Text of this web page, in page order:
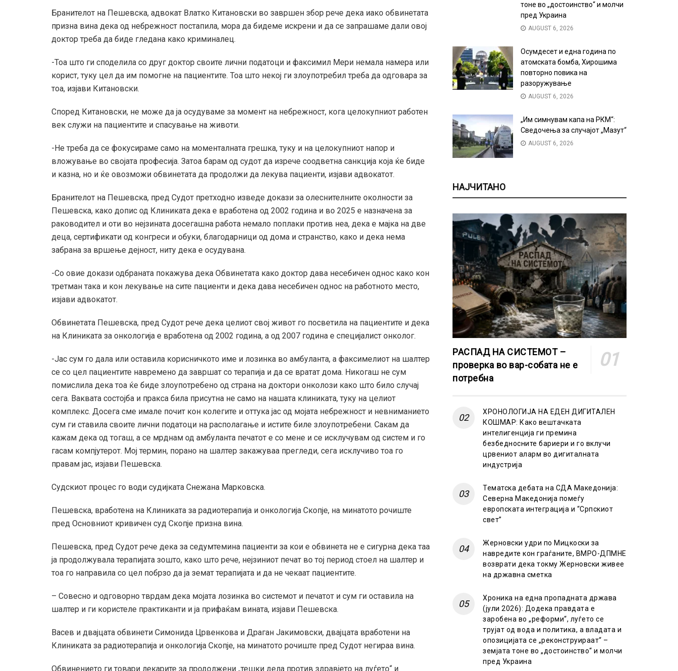
Бранителот на Пешевска, адвокат Влатко Китановски во завршен збор рече дека иако обвинетата
призна вина дека од небрежност постапила, мора да бидеме искрени и да се запрашаме дали овој
доктор треба да биде гледана како криминалец.
-Тоа што ги споделила со друг доктор своите лични податоци и факсимил Мери немала намера или
корист, туку цел да им помогне на пациентите. Тоа што некој ги злоупотребил треба да одговара за
тоа, изјави Китановски.
Според Китановски, не може да ја осудуваме за момент на небрежност, кога целокупниот работен
век служи на пациентите и спасување на животи.
-Не треба да се фокусираме само на моменталната грешка, туку и на целокупниот напор и
вложување во својата професија. Затоа барам од судот да изрече соодветна санкција која ќе биде
и казна, но и ќе овозможи обвинетата да продолжи да лекува пациенти, изјави адвокатот.
Бранителот на Пешевска, пред Судот претходно изведе докази за олеснителните околности за
Пешевска, како допис од Клиниката дека е вработена од 2002 година и во 2025 е назначена за
раководител и оти во нејзината досегашна работа немало поплаки против неа, дека е мајка на две
деца, сертификати од конгреси и обуки, благодарници од дома и странство, како и дека нема
забрана за вршење дејност, ниту дека е осудувана.
-Со овие докази одбраната покажува дека Обвинетата како доктор дава несебичен однос како кон
третман така и кон лекување на сите пациенти и дека дава несебичен однос на работното место,
изјави адвокатот.
Обвинетата Пешевска, пред Судот рече дека целиот свој живот го посветила на пациентите и дека
на Клиниката за онкологија е вработена од 2002 година, а од 2007 година е специјалист онколог.
-Јас сум го дала или оставила корисничкото име и лозинка во амбуланта, а факсимелиот на шалтер
се со цел пациентите навремено да завршат со терапија и да се вратат дома. Никогаш не сум
помислила дека тоа ќе биде злоупотребено од страна на доктори онколози како што било случај
сега. Ваквата состојба и пракса била присутна не само на нашата клиниката, туку на целиот
комплекс. Досега сме имале почит кон колегите и оттука јас од мојата небрежност и невниманието
сум ги ставила своите лични податоци на располагање и истите биле злоупотребени. Сакам да
кажам дека од тогаш, а се мрднам од амбуланта печатот е со мене и се исклучувам од систем и го
гасам компјутерот. Мој термин, порано на шалтер закажуваа прегледи, сега исклучиво тоа го
правам јас, изјави Пешевска.
Судскиот процес го води судијката Снежана Марковска.
Пешевска, вработена на Клиниката за радиотерапија и онкологија Скопје, на минатото рочиште
пред Основниот кривичен суд Скопје призна вина.
Пешевска, пред Судот рече дека за седумтемина пациенти за кои е обвинета не е сигурна дека таа
ја продолжувала терапијата зошто, како што рече, нејзиниот печат во тој период стоел на шалтер и
тоа го направила со цел побрзо да ја земат терапијата и да не чекаат пациентите.
– Совесно и одговорно тврдам дека мојата лозинка во системот и печатот и сум ги оставила на
шалтер и ги користеле практиканти и ја прифаќам вината, изјави Пешевска.
Васев и двајцата обвинети Симонида Црвенкова и Драган Јакимовски, двајцата вработени на
Клиниката за радиотерапија и онкологија Скопје, на минатото рочиште пред Судот негираа вина.
Обвинението ги товари лекарите за продолжени „тешки дела против здравјето на луѓето“ и
тоне во „достоинство“ и молчи
пред Украина
AUGUST 6, 2026
Осумдесет и една година по
атомската бомба, Хирошима
повторно повика на
разоружување
AUGUST 6, 2026
„Им симнувам капа на РКМ“:
Сведочења за случајот „Мазут“
AUGUST 6, 2026
НАЈЧИТАНО
РАСПАД НА СИСТЕМОТ –
проверка во вар-собата не е
потребна
ХРОНОЛОГИЈА НА ЕДЕН ДИГИТАЛЕН
КОШМАР: Како вештачката
интелигенција ги премина
безбедносните бариери и го вклучи
црвениот аларм во дигиталната
индустрија
Тематска дебата на СДА Македонија:
Северна Македонија помеѓу
европската интеграција и “Српскиот
свет”
Жерновски удри по Мицкоски за
навредите кон граѓаните, ВМРО-ДПМНЕ
возврати дека токму Жерновски живее
на државна сметка
Хроника на една пропадната држава
(јули 2026): Додека правдата е
заробена во „реформи“, луѓето се
трујат од вода и политика, а владата и
опозицијата се „реконструираат“ –
земјата тоне во „достоинство“ и молчи
пред Украина